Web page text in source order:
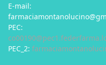
E-mail:
PEC:
PEC_2: